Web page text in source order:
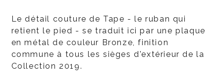
Le détail couture de Tape - le ruban qui
retient le pied - se traduit ici par une plaque
en métal de couleur Bronze, finition
commune à tous les sièges d'extérieur de la
Collection 2019.